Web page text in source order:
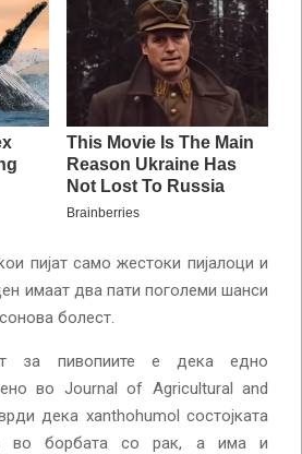
пијат само жестоки пијалоци и
имаат два пати поголеми шанси
болест.
за пивопиите е дека едно
во Journal of Agricultural and
дека xanthohumol состојката
во борбата со рак, а има и